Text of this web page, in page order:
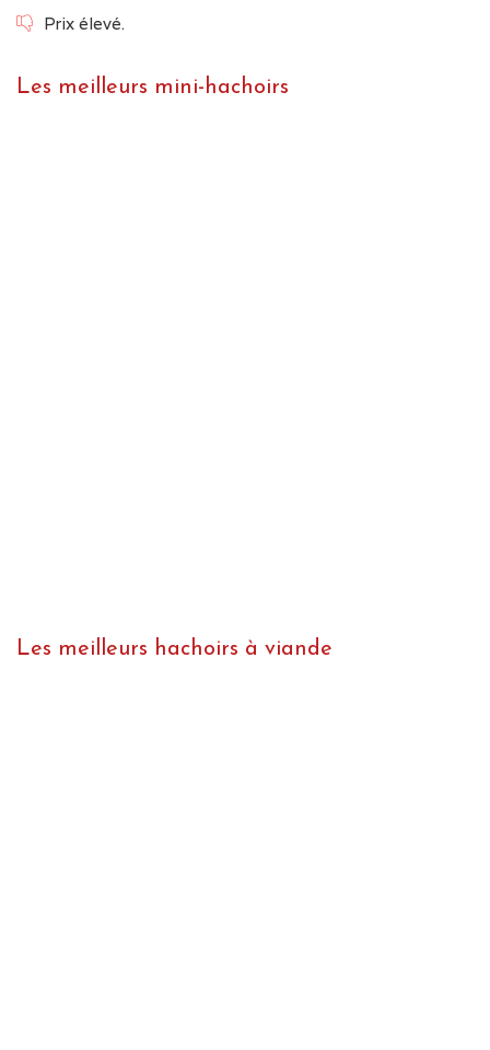
Prix élevé.
Les meilleurs mini-hachoirs
Les meilleurs hachoirs à viande